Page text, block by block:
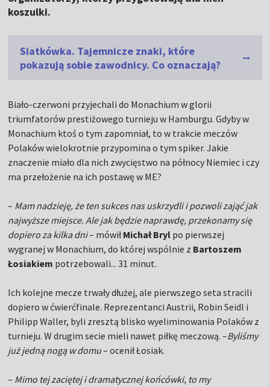
koszulki.
Siatkówka. Tajemnicze znaki, które
pokazują sobie zawodnicy. Co oznaczają?
Biało-czerwoni przyjechali do Monachium w glorii
triumfatorów prestiżowego turnieju w Hamburgu. Gdyby w
Monachium ktoś o tym zapomniał, to w trakcie meczów
Polaków wielokrotnie przypomina o tym spiker. Jakie
znaczenie miało dla nich zwycięstwo na północy Niemiec i czy
ma przełożenie na ich postawę w ME?
– Mam nadzieję, że ten sukces nas uskrzydli i pozwoli zająć jak
najwyższe miejsce. Ale jak będzie naprawdę, przekonamy się
dopiero za kilka dni– mówiłMichał Bryl po pierwszej
wygranej w Monachium, do której wspólnie z Bartoszem
Łosiakiem potrzebowali... 31 minut.
Ich kolejne mecze trwały dłużej, ale pierwszego seta stracili
dopiero w ćwierćfinale. Reprezentanci Austrii, Robin Seidl i
Philipp Waller, byli zresztą blisko wyeliminowania Polaków z
turnieju. W drugim secie mieli nawet piłkę meczową. –Byliśmy
już jedną nogą w domu– ocenił Łosiak.
– Mimo tej zaciętej i dramatycznej końcówki, to my